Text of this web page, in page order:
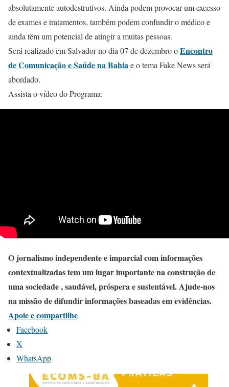
absolutamente autodestrutivos. Ainda podem provocar um excesso
de exames e tratamentos, também podem confundir o médico e
ainda têm um potencial de atingir a muitas pessoas.
Será realizado em Salvador no dia 07 de dezembro oEncontro
de Comunicação e Saúde na Bahiae o tema Fake News será
abordado.
Assista o vídeo do Programa:
O jornalismo independente e imparcial com informações
contextualizadas tem um lugar importante na construção de
uma sociedade , saudável, próspera e sustentável. Ajude-nos
na missão de difundir informações baseadas em evidências.
Apoie e compartilhe
Facebook
X
WhatsApp